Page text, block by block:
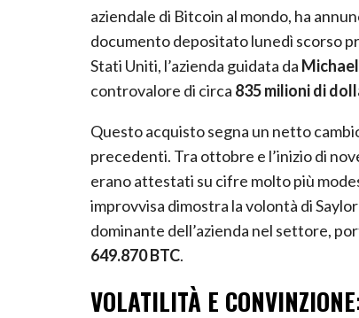
aziendale di Bitcoin al mondo, ha
documento depositato lunedì scorso
Stati Uniti, l’azienda guidata da
controvalore di circa 835 milioni di
Questo acquisto segna un netto
precedenti. Tra ottobre e l’inizio di
erano attestati su cifre molto più
improvvisa dimostra la volontà di
dominante dell’azienda nel settore,
649.870 BTC
VOLATILITÀ E